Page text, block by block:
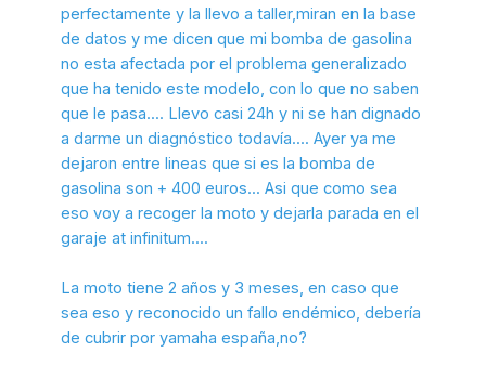
perfectamente y la llevo a taller,miran en la base
de datos y me dicen que mi bomba de gasolina
no esta afectada por el problema generalizado
que ha tenido este modelo, con lo que no saben
que le pasa.... Llevo casi 24h y ni se han dignado
a darme un diagnóstico todavía.... Ayer ya me
dejaron entre lineas que si es la bomba de
gasolina son + 400 euros... Asi que como sea
eso voy a recoger la moto y dejarla parada en el
garaje at infinitum....
La moto tiene 2 años y 3 meses, en caso que
sea eso y reconocido un fallo endémico, debería
de cubrir por yamaha españa,no?